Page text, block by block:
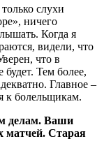
слухи
ничего
Когда я
видели, что
что в
Тем более,
Главное –
к болельщикам.
делам. Ваши
матчей. Старая